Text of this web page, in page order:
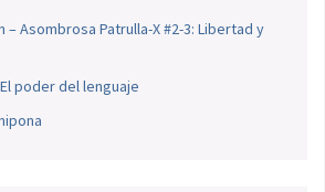
– Asombrosa Patrulla-X #2-3: Libertad y
poder del lenguaje